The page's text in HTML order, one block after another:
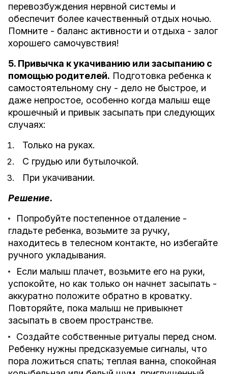
перевозбуждения нервной системы и
обеспечит более качественный отдых ночью.
Помните - баланс активности и отдыха - залог
хорошего самочувствия!
5. Привычка к укачиванию или засыпанию с
помощью родителей. Подготовка ребенка к
самостоятельному сну - дело не быстрое, и
даже непростое, особенно когда малыш еще
крошечный и привык засыпать при следующих
случаях:
Только на руках.
С грудью или бутылочкой.
При укачивании.
Решение.
Попробуйте постепенное отдаление -
гладьте ребенка, возьмите за ручку,
находитесь в телесном контакте, но избегайте
ручного укладывания.
Если малыш плачет, возьмите его на руки,
успокойте, но как только он начнет засыпать -
аккуратно положите обратно в кроватку.
Повторяйте, пока малыш не привыкнет
засыпать в своем пространстве.
Создайте собственные ритуалы перед сном.
Ребенку нужны предсказуемые сигналы, что
пора ложиться спать; теплая ванна, спокойная